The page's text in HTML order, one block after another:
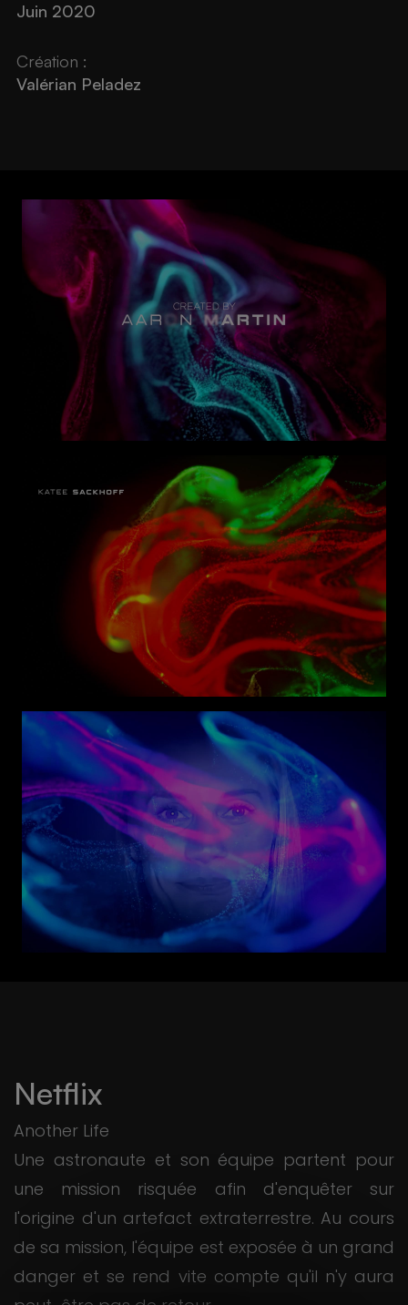
Juin 2020
Création :
Valérian Peladez
Netflix
Another Life
Une astronaute et son équipe partent pour
une mission risquée afin d'enquêter sur
l'origine d'un artefact extraterrestre. Au cours
de sa mission, l'équipe est exposée à un grand
danger et se rend vite compte qu'il n'y aura